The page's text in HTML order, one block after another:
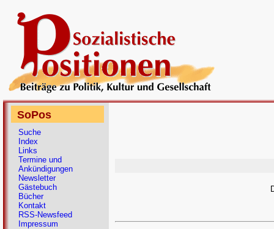
SoPos
Suche
Index
Links
Termine und
Ankündigungen
Newsletter
Gästebuch
Bücher
Kontakt
RSS-Newsfeed
Impressum